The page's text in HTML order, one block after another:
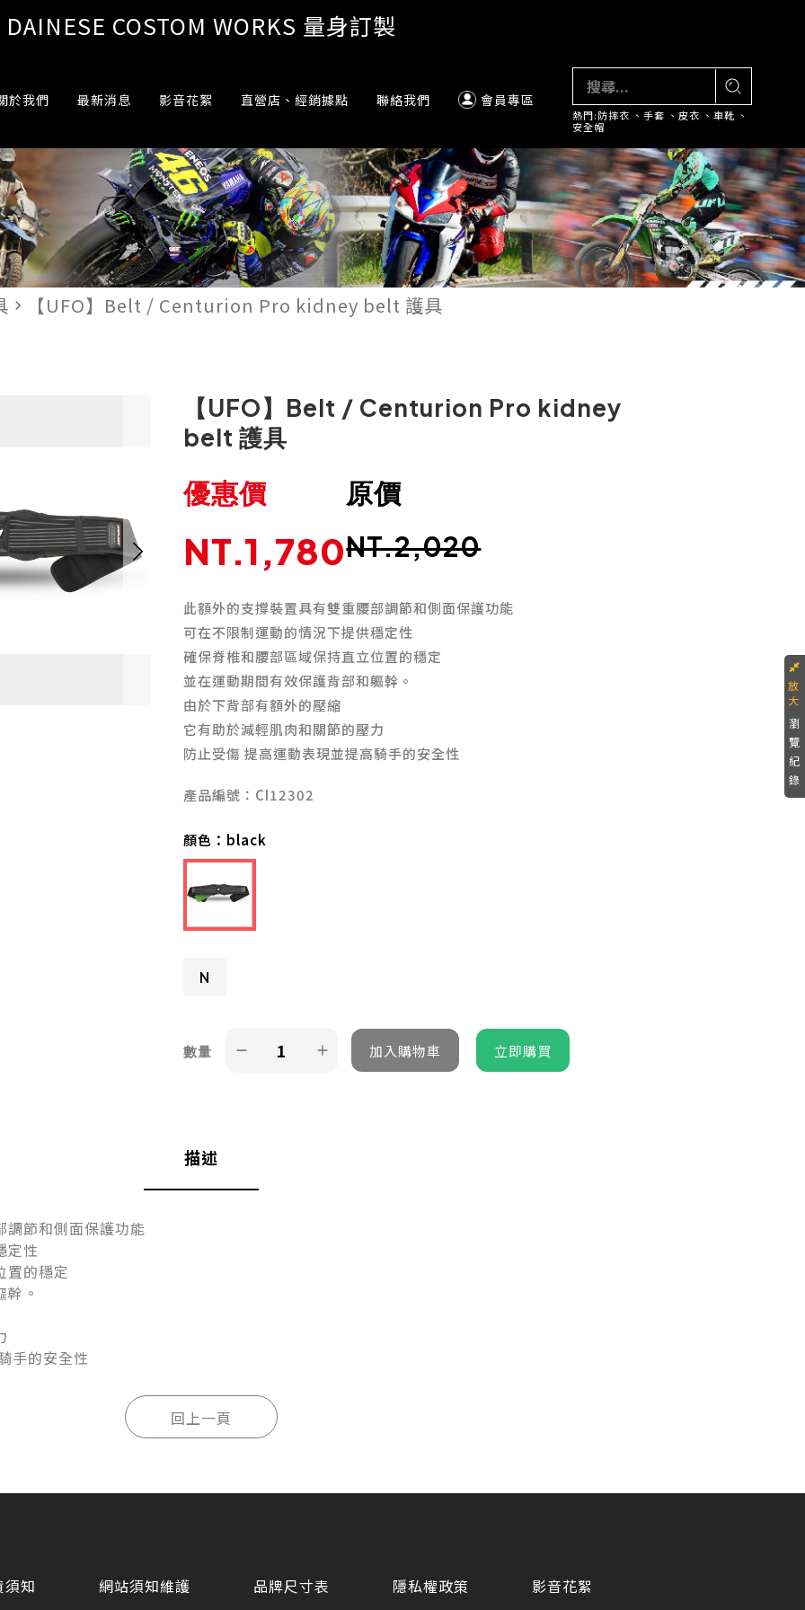
DAINESE COSTOM WORKS 量身訂製
於我們 最新消息 影音花絮 直營店、經銷據點 聯絡我們 會員專區
熱門:防摔衣 、手套 、 皮衣 、車靴 、
安全帽
navigate_next 【UFO】Belt / Centurion Pro kidney belt 護具
【UFO】Belt / Centurion Pro kidney
belt 護具
原價
NT.2,020
優惠價
NT.1,780
此額外的支撐裝置具有雙重腰部調節和側面保護功能
可在不限制運動的情況下提供穩定性
確保脊椎和腰部區域保持直立位置的穩定
並在運動期間有效保護背部和軀幹。
由於下背部有額外的壓縮
它有助於減輕肌肉和關節的壓力
防止受傷 提高運動表現並提高騎手的安全性
產品編號：CI12302
顏色： black
N
數量
描述
調節和側面保護功能
定性
置的穩定
。
手的安全性
瀏
覽
紀
錄
須知 網站須知維護 品牌尺寸表 隱私權政策 影音花絮